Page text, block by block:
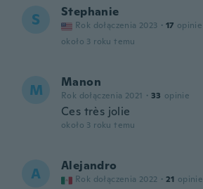
S Stephanie
Rok dołączenia 2023 · 17 opinie
około 3 roku temu
M Manon
Rok dołączenia 2021 · 33 opinie
Ces très jolie
około 3 roku temu
A Alejandro
Rok dołączenia 2022 · 21 opinie